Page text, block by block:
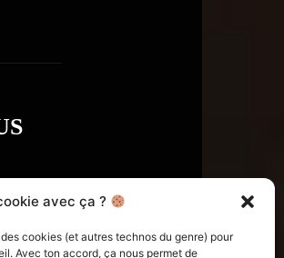
avec ça ?
cookies (et autres technos du genre) pour
Avec ton accord, ça nous permet de